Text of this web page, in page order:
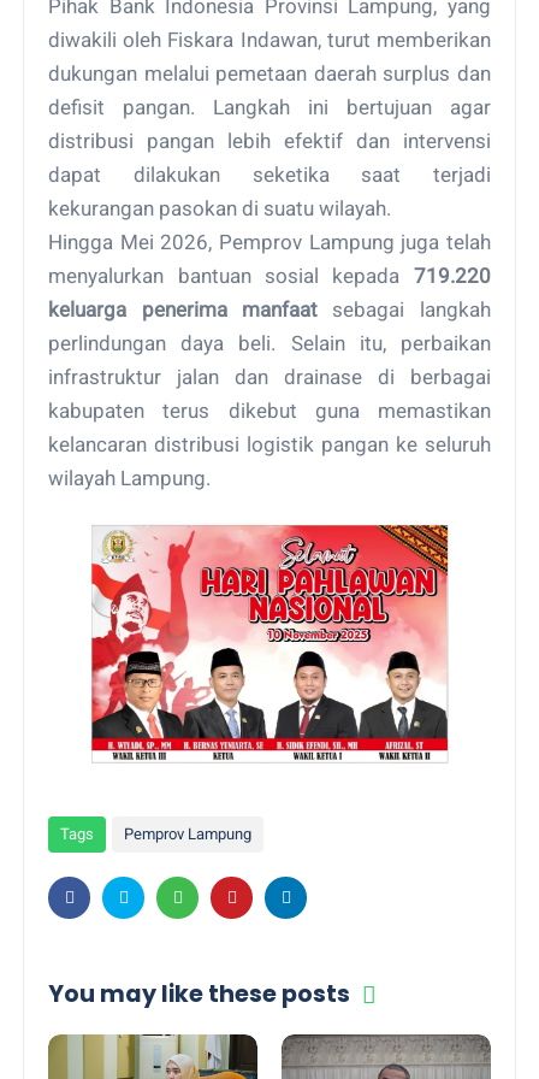
Pihak Bank Indonesia Provinsi Lampung, yang
diwakili oleh Fiskara Indawan, turut memberikan
dukungan melalui pemetaan daerah surplus dan
defisit pangan. Langkah ini bertujuan agar
distribusi pangan lebih efektif dan intervensi
dapat dilakukan seketika saat terjadi
kekurangan pasokan di suatu wilayah.
Hingga Mei 2026, Pemprov Lampung juga telah
menyalurkan bantuan sosial kepada 719.220
keluarga penerima manfaat sebagai langkah
perlindungan daya beli. Selain itu, perbaikan
infrastruktur jalan dan drainase di berbagai
kabupaten terus dikebut guna memastikan
kelancaran distribusi logistik pangan ke seluruh
wilayah Lampung.
Tags Pemprov Lampung
You may like these posts